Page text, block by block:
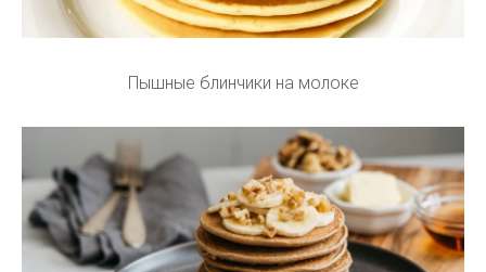
Пышные блинчики на молоке